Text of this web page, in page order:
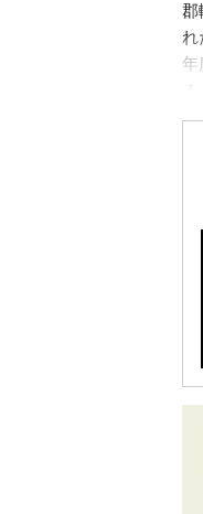
郡
れ
年